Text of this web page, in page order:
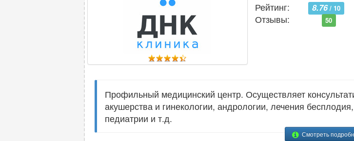
Рейтинг:
8.76/ 10
Отзывы: 50
Профильный медицинский центр. Осуществляет
акушерства и гинекологии, андрологии, лечения
педиатрии и т.д.
Смотреть